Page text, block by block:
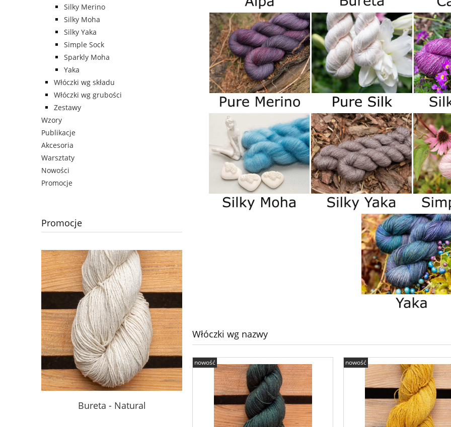
Silky Merino
Silky Moha
Silky Yaka
Simple Sock
Sparkly Moha
Yaka
Włóczki wg składu
Włóczki wg grubości
Zestawy
Wzory
Publikacje
Akcesoria
Warsztaty
Nowości
Promocje
Promocje
Bureta - Natural
Bureta - Palomino Gold
Bureta - Perfect Powder
Włóczki wg nazwy
nowość nowość